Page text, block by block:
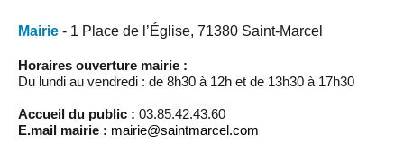
Mairie - 1 Place de l’Église, 71380 Saint-Marcel
Horaires ouverture mairie :
Du lundi au vendredi : de 8h30 à 12h et de 13h30 à 17h30
Accueil du public : 03.85.42.43.60
E.mail mairie : mairie@saintmarcel.com